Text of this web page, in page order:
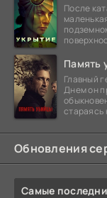
После
Память
Главный
Днем он
стараясь
Обновления
Самые